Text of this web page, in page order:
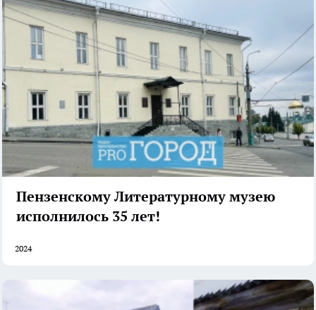
Пензенскому Литературному музею
исполнилось 35 лет!
2024